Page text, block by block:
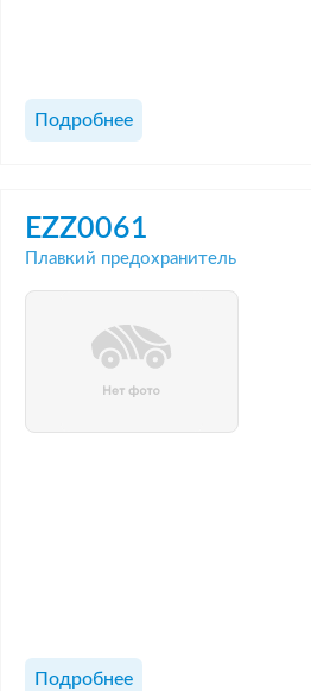
Подробнее
EZZ0061
Плавкий предохранитель
Подробнее